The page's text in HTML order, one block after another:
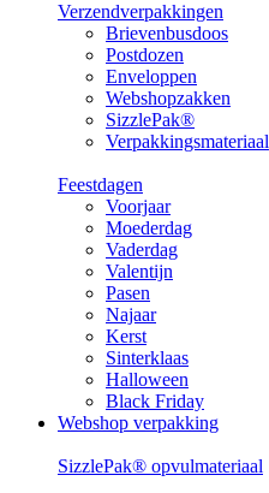
Verzendverpakkingen
Brievenbusdoos
Postdozen
Enveloppen
Webshopzakken
SizzlePak®
Verpakkingsmateriaal
Feestdagen
Voorjaar
Moederdag
Vaderdag
Valentijn
Pasen
Najaar
Kerst
Sinterklaas
Halloween
Black Friday
Webshop verpakking
SizzlePak® opvulmateriaal